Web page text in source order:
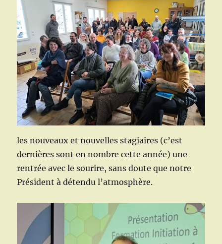
les nouveaux et nouvelles stagiaires (c’est
dernières sont en nombre cette année) une
rentrée avec le sourire, sans doute que notre
Président à détendu l’atmosphère.